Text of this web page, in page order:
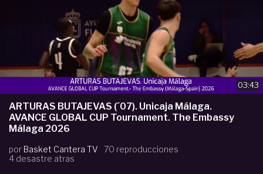
03:43
ARTURAS BUTAJEVAS (´07). Unicaja Málaga.
AVANCE GLOBAL CUP Tournament. The Embassy
Málaga 2026
por Basket Cantera TV
70 reproducciones
4 desastre atras